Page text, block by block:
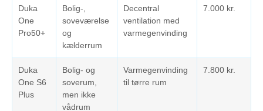
Duka
One
Pro50+
Bolig-,
soveværelse
og
kælderrum
Decentral
ventilation med
varmegenvinding
7.000 kr.
Duka
One S6
Plus
Bolig- og
soverum,
men ikke
vådrum
Varmegenvinding
til tørre rum
7.800 kr.